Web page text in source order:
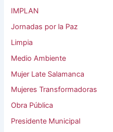
IMPLAN
Jornadas por la Paz
Limpia
Medio Ambiente
Mujer Late Salamanca
Mujeres Transformadoras
Obra Pública
Presidente Municipal